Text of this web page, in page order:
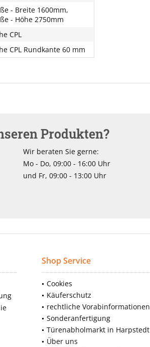
- Breite 1600mm,
- Höhe 2750mm
CPL
CPL Rundkante 60 mm
Produkten?
Wir beraten Sie gerne:
Mo - Do, 09:00 - 16:00 Uhr
und Fr, 09:00 - 13:00 Uhr
Shop Service
Cookies
Käuferschutz
rechtliche Vorabinformationen
Sonderanfertigung
Türenabholmarkt in Harpstedt
Über uns